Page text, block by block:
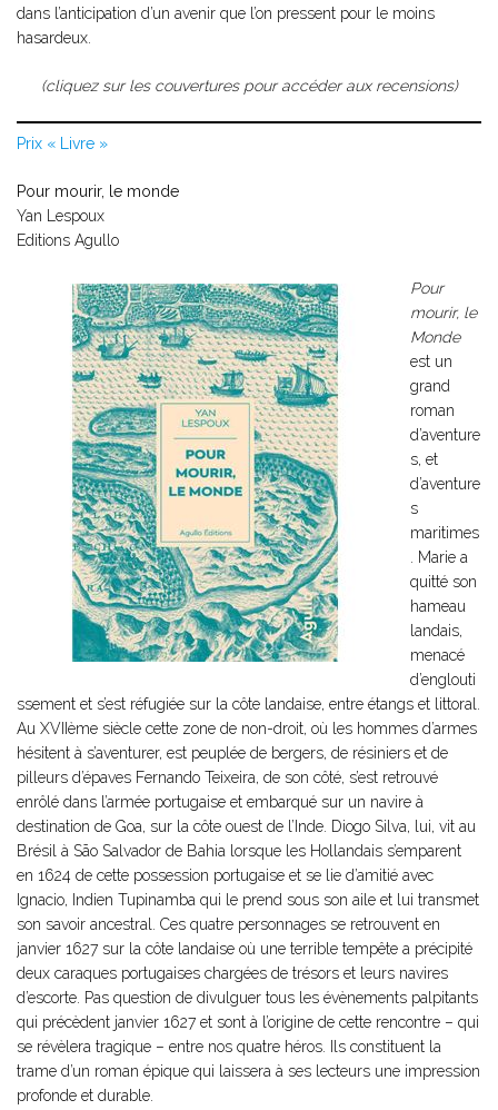
dans l’anticipation d’un avenir que l’on pressent pour le moins
hasardeux.
(cliquez sur les couvertures pour accéder aux recensions)
Prix « Livre »
Pour mourir, le monde
Yan Lespoux
Editions Agullo
Pour
mourir, le
Monde
est un
grand
roman
d’aventure
s, et
d’aventure
s
maritimes
. Marie a
quitté son
hameau
landais,
menacé
d’englouti
ssement et s’est réfugiée sur la côte landaise, entre étangs et littoral.
Au XVIIème siècle cette zone de non-droit, où les hommes d’armes
hésitent à s’aventurer, est peuplée de bergers, de résiniers et de
pilleurs d’épaves Fernando Teixeira, de son côté, s’est retrouvé
enrôlé dans l’armée portugaise et embarqué sur un navire à
destination de Goa, sur la côte ouest de l’Inde. Diogo Silva, lui, vit au
Brésil à São Salvador de Bahia lorsque les Hollandais s’emparent
en 1624 de cette possession portugaise et se lie d’amitié avec
Ignacio, Indien Tupinamba qui le prend sous son aile et lui transmet
son savoir ancestral. Ces quatre personnages se retrouvent en
janvier 1627 sur la côte landaise où une terrible tempête a précipité
deux caraques portugaises chargées de trésors et leurs navires
d’escorte. Pas question de divulguer tous les évènements palpitants
qui précèdent janvier 1627 et sont à l’origine de cette rencontre – qui
se révèlera tragique – entre nos quatre héros. Ils constituent la
trame d’un roman épique qui laissera à ses lecteurs une impression
profonde et durable.